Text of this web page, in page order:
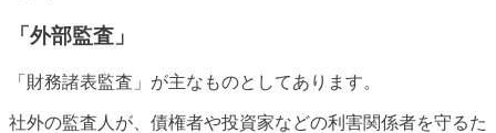
「外部監査」
「財務諸表監査」が主なものとしてあります。
社外の監査人が、債権者や投資家などの利害関係者を守るた